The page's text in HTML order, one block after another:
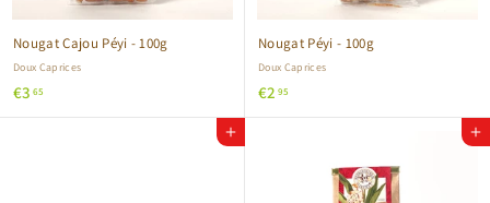
Nougat Cajou Péyi - 100g
Doux Caprices
€3 65
3
Nougat Péyi - 100g
Doux Caprices
€2 95
2
Ajouter au panier Ajouter au panier